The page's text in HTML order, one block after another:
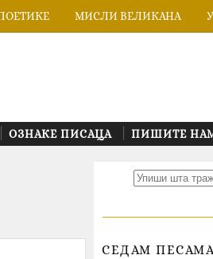
МИСЛИ ВЕЛИКАНА
ОЗНАКЕ ПИСАЦА ПИШИТЕ
СЕДАМ